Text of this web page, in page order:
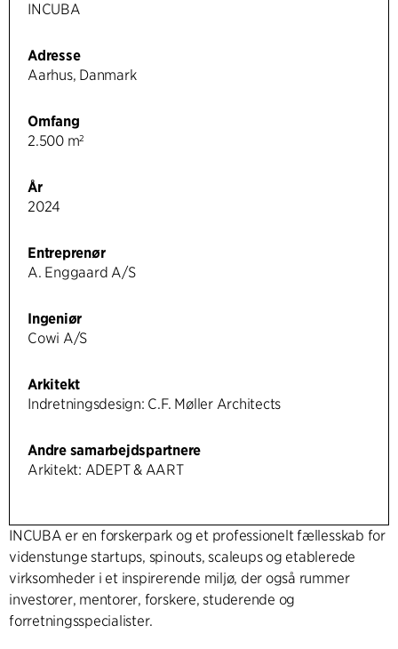
INCUBA
Adresse
Aarhus, Danmark
Omfang
2.500 m²
År
2024
Entreprenør
A. Enggaard A/S
Ingeniør
Cowi A/S
Arkitekt
Indretningsdesign: C.F. Møller Architects
Andre samarbejdspartnere
Arkitekt: ADEPT & AART
INCUBA er en forskerpark og et professionelt fællesskab for
videnstunge startups, spinouts, scaleups og etablerede
virksomheder i et inspirerende miljø, der også rummer
investorer, mentorer, forskere, studerende og
forretningsspecialister.